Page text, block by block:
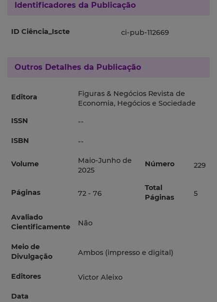
Identificadores da Publicação
ID Ciência_Iscte ci-pub-112669
Outros Detalhes da Publicação
Editora
Figuras & Negócios Revista de
Economia, Hegócios e Sociedade
ISSN
--
ISBN --
Volume
Maio-Junho de
2025
Número 229
Páginas 72 - 76
Total
Páginas
5
Avaliado
Cientificamente
Não
Meio de
Divulgação
Ambos (impresso e digital)
Editores Victor Aleixo
Data